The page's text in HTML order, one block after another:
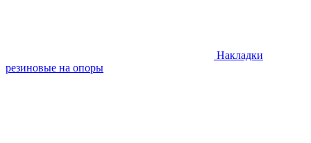
Накладки
резиновые на опоры